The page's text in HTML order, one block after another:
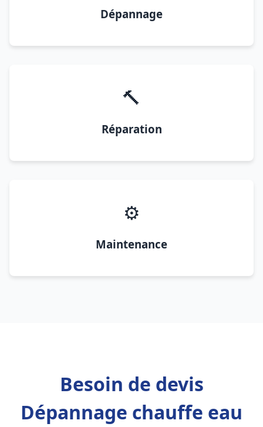
Dépannage
🔨
Réparation
⚙️
Maintenance
Besoin de devis
Dépannage chauffe eau